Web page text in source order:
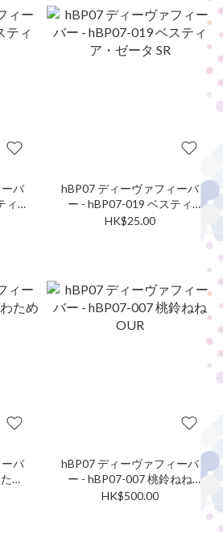
バ
ィ
hBP07 ディーヴァフィーバ
ー - hBP07-019 ベスティ
ア・ゼータ SR
HK$25.00
バ
め
hBP07 ディーヴァフィーバ
ー - hBP07-007 桃鈴ねね
OUR
HK$500.00